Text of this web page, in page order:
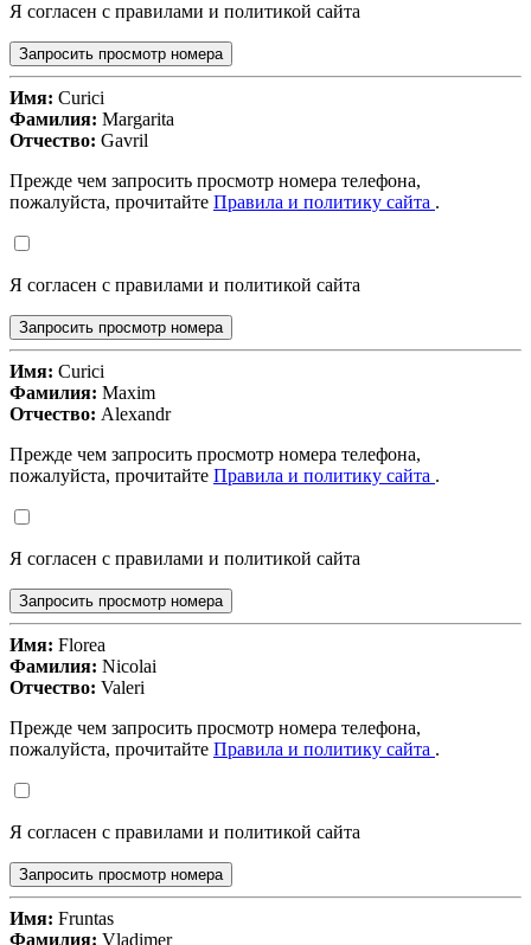
Я согласен с правилами и политикой сайта
Запросить просмотр номера
Имя: Curici
Фамилия: Margarita
Отчество: Gavril
Прежде чем запросить просмотр номера телефона,
пожалуйста, прочитайте Правила и политику сайта .
Я согласен с правилами и политикой сайта
Запросить просмотр номера
Имя: Curici
Фамилия: Maxim
Отчество: Alexandr
Прежде чем запросить просмотр номера телефона,
пожалуйста, прочитайте Правила и политику сайта .
Я согласен с правилами и политикой сайта
Запросить просмотр номера
Имя: Florea
Фамилия: Nicolai
Отчество: Valeri
Прежде чем запросить просмотр номера телефона,
пожалуйста, прочитайте Правила и политику сайта .
Я согласен с правилами и политикой сайта
Запросить просмотр номера
Имя: Fruntas
Фамилия: Vladimer